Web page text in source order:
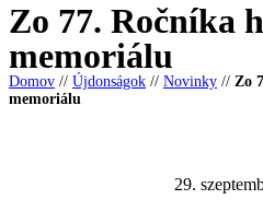
Zo 77. Ročníka
memoriálu
Domov // Újdonságok // Novinky // Zo
memoriálu
29.